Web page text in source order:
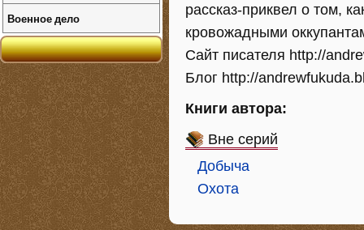
рассказ-приквел о том,
кровожадными
Сайт писателя http://
Блог http://
Книги автора:
Вне серий
Добыча
Охота
Военное дело